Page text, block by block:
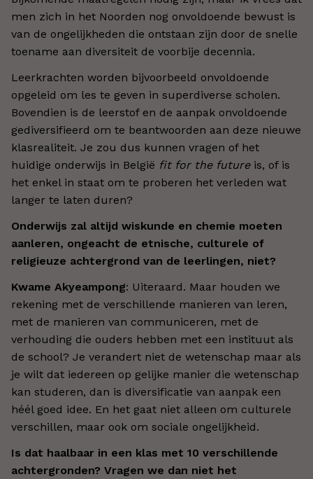
men zich in het Noorden nog onvoldoende bewust is
van de ongelijkheden die ontstaan zijn door de snelle
toename aan diversiteit de voorbije decennia.
Leerkrachten worden bijvoorbeeld onvoldoende
opgeleid om les te geven in superdiverse scholen.
Bovendien is de leerstof en de aanpak onvoldoende
gediversifieerd om te beantwoorden aan deze nieuwe
klasrealiteit. Je zou dus kunnen vragen of het
huidige onderwijs in België fit for the futureis, of is
het enkel in staat om te proberen het verleden wat
langer te laten duren?
Onderwijs zal altijd wiskunde en chemie moeten
aanleren, ongeacht de etnische, culturele of
religieuze achtergrond van de leerlingen, niet?
Kwame Akyeampong: Uiteraard. Maar houden we
rekening met de verschillende manieren van leren,
met de manieren van communiceren, met de
verhouding die ouders hebben met een instituut als
de school? Je verandert niet de wetenschap maar als
je wilt dat iedereen op gelijke manier die wetenschap
kan studeren, dan is diversificatie van aanpak een
héél goed idee. En het gaat niet alleen om culturele
verschillen, maar ook om sociale ongelijkheid.
Is dat haalbaar in een klas met 10 verschillende
achtergronden? Vragen we dan niet het